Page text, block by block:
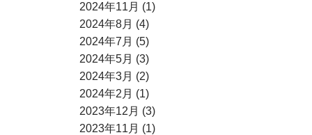
2024年11月 (1)
2024年8月 (4)
2024年7月 (5)
2024年5月 (3)
2024年3月 (2)
2024年2月 (1)
2023年12月 (3)
2023年11月 (1)